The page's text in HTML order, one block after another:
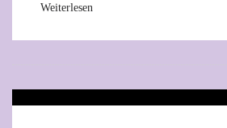
Weiterlesen